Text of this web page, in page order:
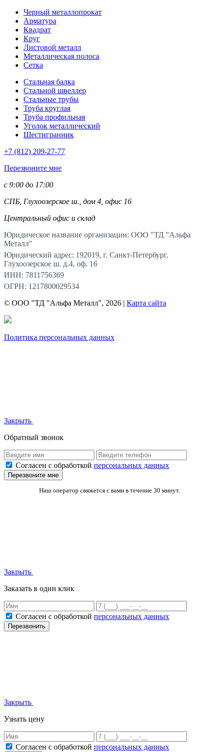
Черный металлопрокат
Арматура
Квадрат
Круг
Листовой металл
Металлическая полоса
Сетка
Стальная балка
Стальной швеллер
Стальные трубы
Труба круглая
Труба профильная
Уголок металлический
Шестигранник
+7 (812) 209-27-77
Перезвоните мне
с 9:00 до 17:00
СПБ, Глухоозерское ш., дом 4, офис 16
Центральный офис и склад
Юридическое название организации: ООО "ТД "Альфа
Металл"
Юридический адрес: 192019, г. Санкт-Петербург,
Глухоозерское ш. д.4, оф. 16
ИНН: 7811756369
ОГРН: 1217800029534
© ООО "ТД "Альфа Металл", 2026 | Карта сайта
Политика персональных данных
Закрыть
Обратный звонок
Согласен с обработкой персональных данных
Перезвоните мне
Наш оператор свяжется с вами в течение 30 минут.
Закрыть
Заказать в один клик
Согласен с обработкой персональных данных
Перезвонить
Закрыть
Узнать цену
Согласен с обработкой персональных данных